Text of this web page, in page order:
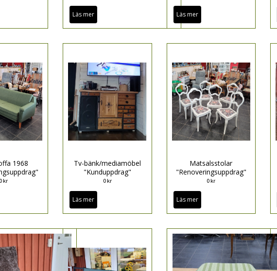
Läs mer Läs mer
1968
0 kr
Tv-bänk/mediamöbel
"Kunduppdrag"
0 kr
Läs mer
Matsalsstolar
"Renoveringsuppdrag"
0 kr
Läs mer